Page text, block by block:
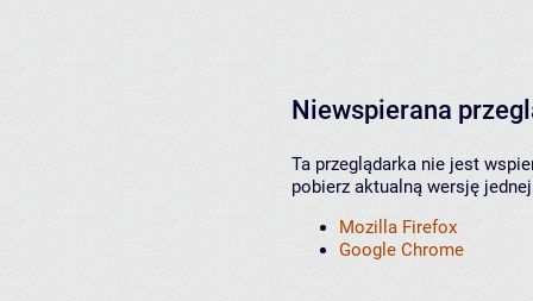
Niewspierana
Ta przeglądarka nie jest
pobierz aktualną wersję
Mozilla Firefox
Google Chrome